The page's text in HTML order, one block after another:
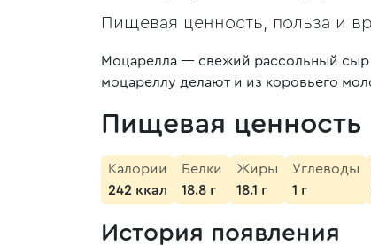
Пищевая ценность, польза и
Моцарелла — свежий рассольный сыр
моцареллу делают и из коровьего
Пищевая ценность
Калории
242 ккал
Белки
18.8 г
Жиры
18.1 г
Углеводы
1 г
История появления